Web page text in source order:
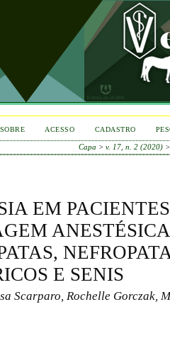
SOBRE ACESSO CADASTRO
Capa >v. 17, n. 2 (2020)
EM
E SENIS
Scarparo, Rochelle Gorczak,